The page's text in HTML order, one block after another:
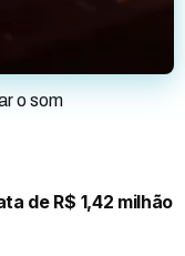
o som
de R$ 1,42 milhão